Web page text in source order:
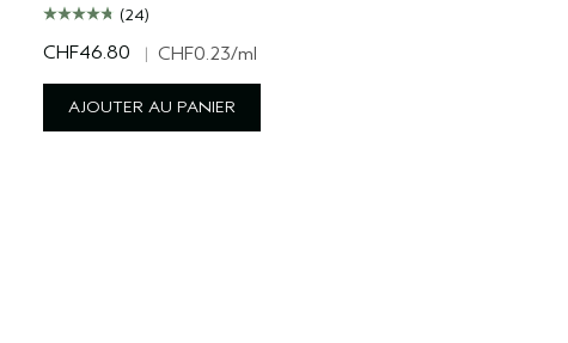
(24)
CHF46.80 | CHF0.23/ml
AJOUTER AU PANIER